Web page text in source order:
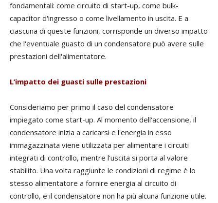
fondamentali: come circuito di start-up, come bulk-
capacitor d'ingresso o come livellamento in uscita. E a
ciascuna di queste funzioni, corrisponde un diverso impatto
che l'eventuale guasto di un condensatore può avere sulle
prestazioni dell'alimentatore.
L’impatto dei guasti sulle prestazioni
Consideriamo per primo il caso del condensatore
impiegato come start-up. Al momento dell'accensione, il
condensatore inizia a caricarsi e l'energia in esso
immagazzinata viene utilizzata per alimentare i circuiti
integrati di controllo, mentre l'uscita si porta al valore
stabilito. Una volta raggiunte le condizioni di regime è lo
stesso alimentatore a fornire energia al circuito di
controllo, e il condensatore non ha più alcuna funzione utile.